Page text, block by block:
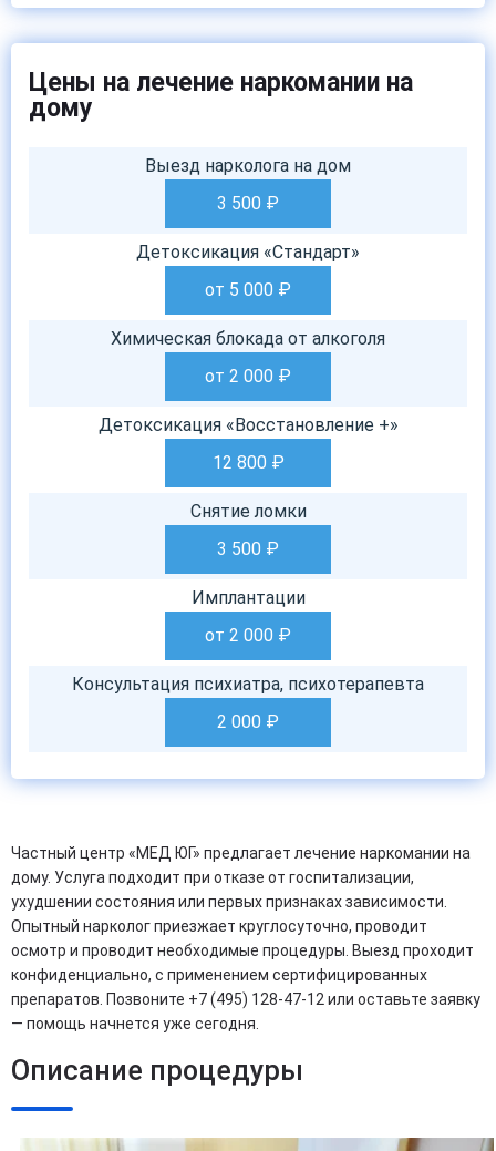
Цены на лечение наркомании на
дому
Выезд нарколога на дом
3 500 ₽
Детоксикация «Стандарт»
от 5 000 ₽
Химическая блокада от алкоголя
от 2 000 ₽
Детоксикация «Восстановление +»
12 800₽
Снятие ломки
3 500 ₽
Имплантации
от 2 000 ₽
Консультация психиатра, психотерапевта
2 000 ₽
Частный центр «МЕД ЮГ» предлагает лечение наркомании на
дому. Услуга подходит при отказе от госпитализации,
ухудшении состояния или первых признаках зависимости.
Опытный нарколог приезжает круглосуточно, проводит
осмотр и проводит необходимые процедуры. Выезд проходит
конфиденциально, с применением сертифицированных
препаратов. Позвоните +7 (495) 128-47-12 или оставьте заявку
— помощь начнется уже сегодня.
Описание процедуры